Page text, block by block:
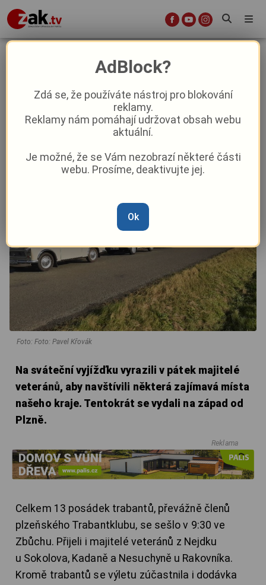
Členové AMK Trabant Plzeň oslavili
sváteční den tradiční vyjížďkou
19. 11. 2023|05:48
Foto: Foto: Pavel Křovák
Na sváteční vyjížďku vyrazili v pátek majitelé
veteránů, aby navštívili některá zajímavá místa
našeho kraje. Tentokrát se vydali na západ od
Plzně.
Reklama
Celkem 13 posádek trabantů, převážně členů
plzeňského Trabantklubu, se sešlo v 9:30 ve
Zbůchu. Přijeli i majitelé veteránů z Nejdku
u Sokolova, Kadaně a Nesuchyně u Rakovníka.
Kromě trabantů se výletu zúčastnila i dodávka
AdBlock?
Zdá se, že používáte nástroj pro blokování
reklamy.
Reklamy nám pomáhají udržovat obsah webu
aktuální.
Je možné, že se Vám nezobrazí některé části
webu. Prosíme, deaktivujte jej.
Ok